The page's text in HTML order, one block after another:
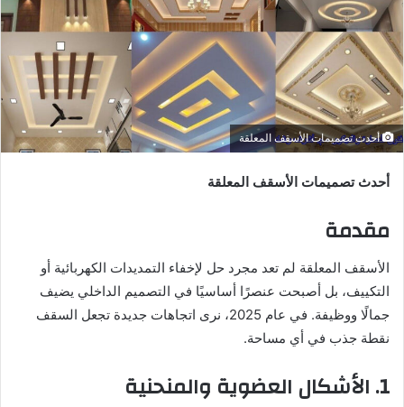
أحدث تصميمات الأسقف المعلقة
أحدث تصميمات الأسقف المعلقة
مقدمة
الأسقف المعلقة لم تعد مجرد حل لإخفاء التمديدات الكهربائية أو
التكييف، بل أصبحت عنصرًا أساسيًا في التصميم الداخلي يضيف
جمالًا ووظيفة. في عام 2025، نرى اتجاهات جديدة تجعل السقف
نقطة جذب في أي مساحة.
1. الأشكال العضوية والمنحنية